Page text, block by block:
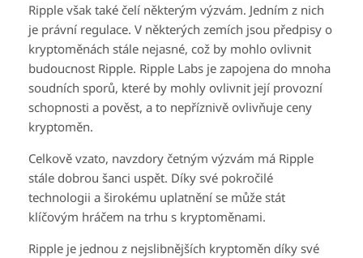
Ripple však také čelí některým výzvám. Jedním z nich
je právní regulace. V některých zemích jsou předpisy o
kryptoměnách stále nejasné, což by mohlo ovlivnit
budoucnost Ripple. Ripple Labs je zapojena do mnoha
soudních sporů, které by mohly ovlivnit její provozní
schopnosti a pověst, a to nepříznivě ovlivňuje ceny
kryptoměn.
Celkově vzato, navzdory četným výzvám má Ripple
stále dobrou šanci uspět. Díky své pokročilé
technologii a širokému uplatnění se může stát
klíčovým hráčem na trhu s kryptoměnami.
Ripple je jednou z nejslibnějších kryptoměn díky své